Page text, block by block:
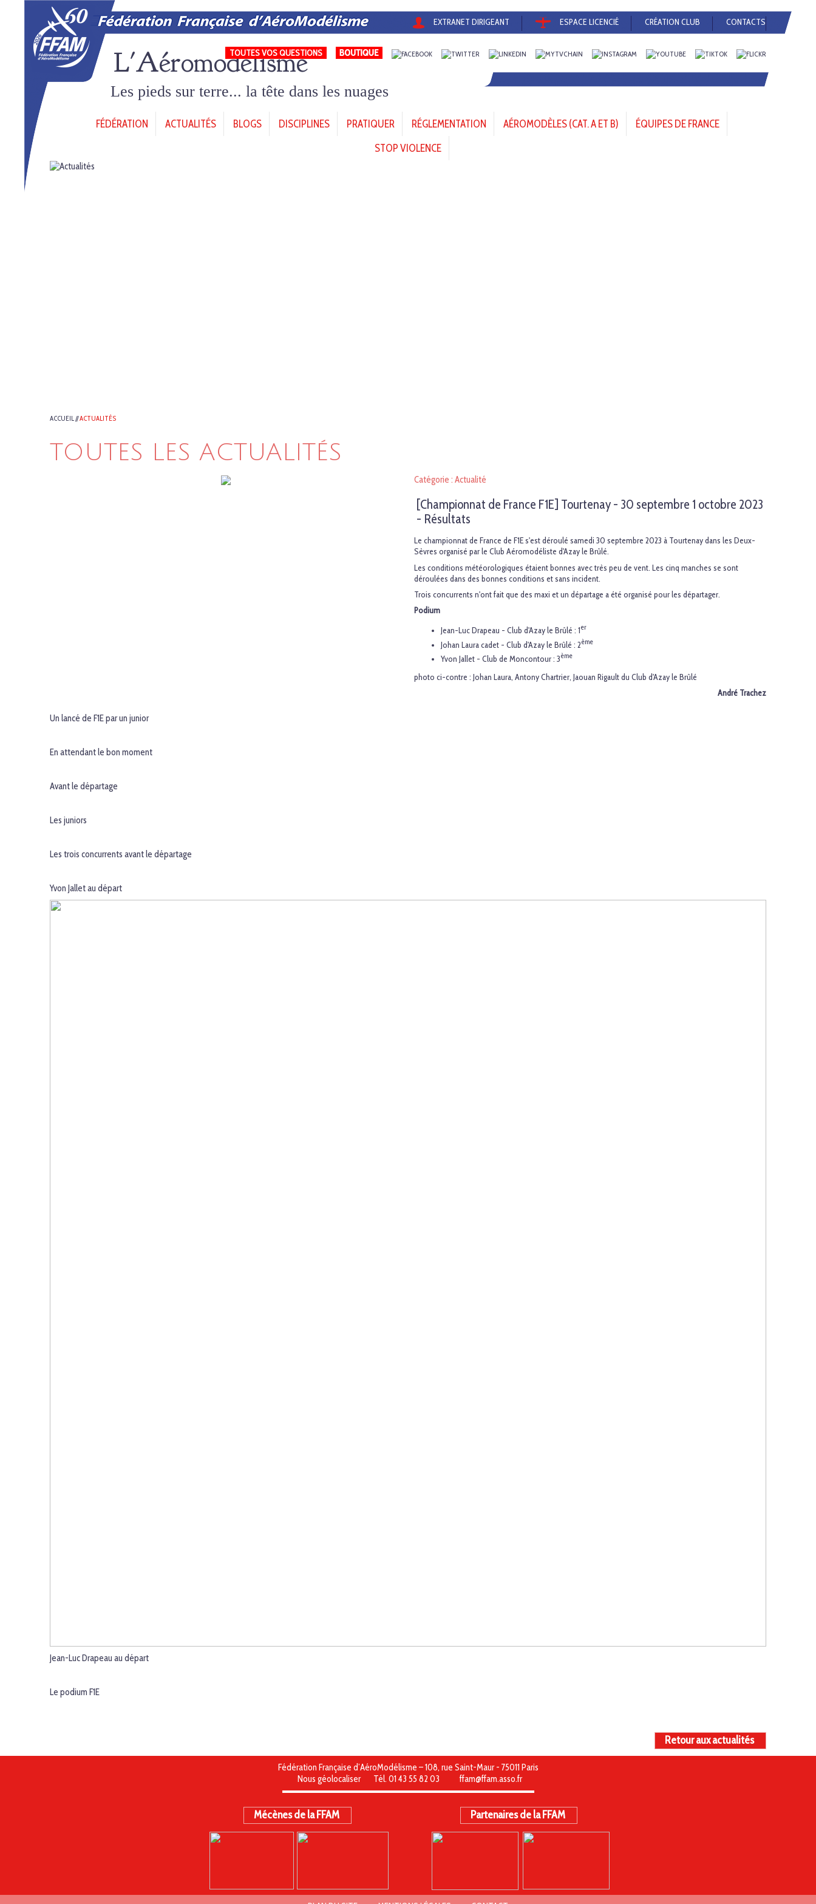
EXTRANET DIRIGEANT ESPACE LICENCIÉ CRÉATION CLUB CONTACTS
TOUTES VOS QUESTIONS
L'Aéromodélisme
Les pieds sur terre... la tête dans les nuages
FÉDÉRATION ACTUALITÉS BLOGS DISCIPLINES PRATIQUER RÉGLEMENTATION AÉROMODÈLES (CAT. A ET B)
ÉQUIPES DE FRANCE
STOP VIOLENCE
ACCUEIL//ACTUALITÉS
TOUTES LES ACTUALITÉS
Catégorie : Actualité
[Championnat de France F1E] Tourtenay - 30 septembre 1 octobre 2023
- Résultats
Le championnat de France de F1E s'est déroulé samedi 30 septembre 2023 à Tourtenay dans les Deux-
Sèvres organisé par le Club Aéromodéliste d'Azay le Brûlé.
Les conditions météorologiques étaient bonnes avec très peu de vent. Les cinq manches se sont
déroulées dans des bonnes conditions et sans incident.
Trois concurrents n'ont fait que des maxi et un départage a été organisé pour les départager.
Podium
Jean-Luc Drapeau - Club d'Azay le Brûlé : 1er
Johan Laura cadet - Club d'Azay le Brûlé : 2ème
Yvon Jallet - Club de Moncontour : 3ème
photo ci-contre : Johan Laura, Antony Chartrier, Jaouan Rigault du Club d'Azay le Brûlé
André Trachez
Un lancé de F1E par un junior
En attendant le bon moment
Avant le départage
Les juniors
Les trois concurrents avant le départage
Yvon Jallet au départ
Jean-Luc Drapeau au départ
Le podium F1E
Retour aux actualités
Fédération Française d’AéroModélisme – 108, rue Saint-Maur - 75011 Paris
Nous géolocaliser
Tél. 01 43 55 82 03 ffam@ffam.asso.fr
Mécènes de la FFAM Partenaires de la FFAM